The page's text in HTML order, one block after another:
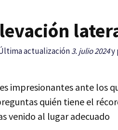
actualización3. julio 2024y
impresionantes ante los
quién tiene el
venido al lugar adecuado